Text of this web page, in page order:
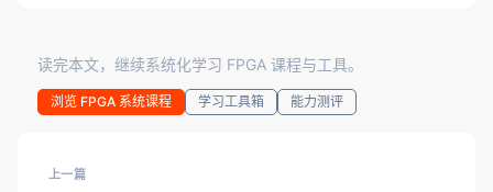
读完本文，继续系统化学习 FPGA 课程与工具。
浏览 FPGA 系统课程 学习工具箱 能力测评
上一篇